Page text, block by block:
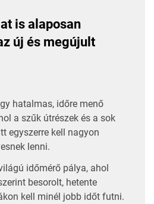
is alaposan
új és megújult
hatalmas, időre menő
a szűk útrészek és a sok
egyszerre kell nagyon
lenni.
időmérő pálya, ahol
besorolt, hetente
kell minél jobb időt futni.